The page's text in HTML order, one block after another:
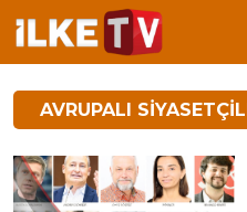
AVRUPALI